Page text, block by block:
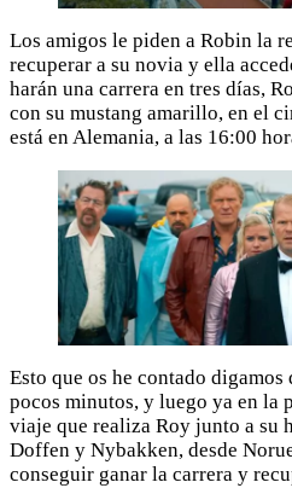
Los amigos le piden a Robin la
recuperar a su novia y ella
harán una carrera en tres días,
con su mustang amarillo, en el
está en Alemania, a las 16:00
Esto que os he contado
pocos minutos, y luego ya en la
viaje que realiza Roy junto a su
Doffen y Nybakken, desde
conseguir ganar la carrera y